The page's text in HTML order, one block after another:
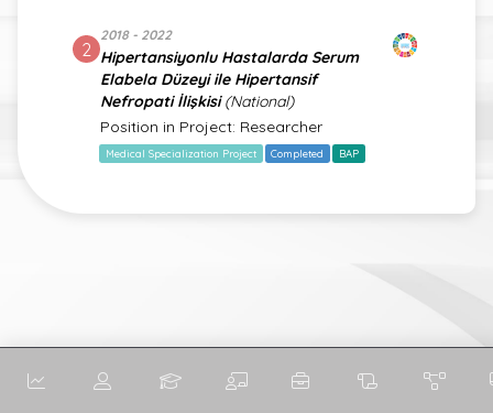
2
2018 - 2022
Hipertansiyonlu Hastalarda Serum
Elabela Düzeyi ile Hipertansif
Nefropati İlişkisi (National)
Position in Project: Researcher
Medical Specialization Project Completed BAP